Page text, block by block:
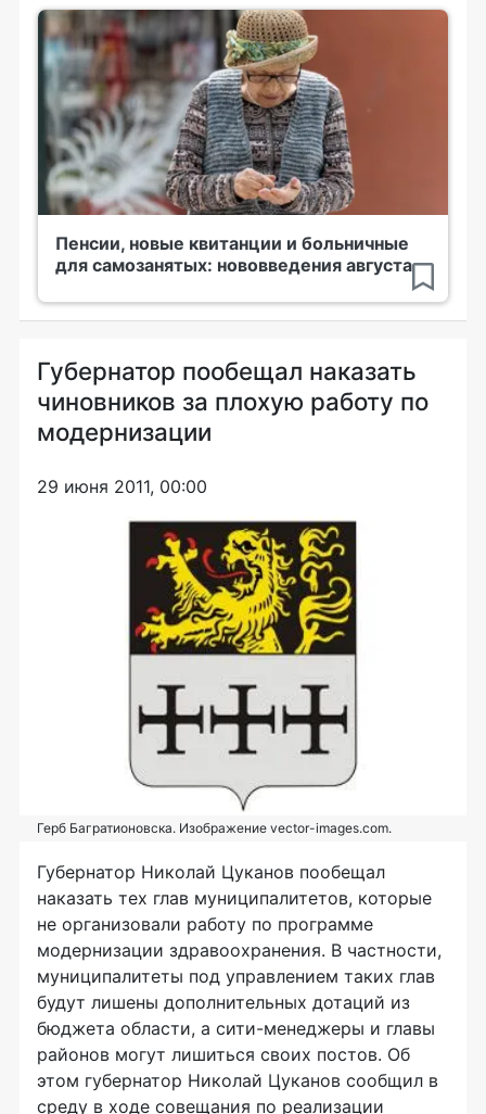
Пенсии, новые квитанции и больничные
для самозанятых: нововведения августа
Губернатор пообещал наказать
чиновников за плохую работу по
модернизации
29 июня 2011, 00:00
Герб Багратионовска. Изображение vector-images.com.
Губернатор Николай Цуканов пообещал
наказать тех глав муниципалитетов, которые
не организовали работу по программе
модернизации здравоохранения. В частности,
муниципалитеты под управлением таких глав
будут лишены дополнительных дотаций из
бюджета области, а сити-менеджеры и главы
районов могут лишиться своих постов. Об
этом губернатор Николай Цуканов сообщил в
среду в ходе совещания по реализации